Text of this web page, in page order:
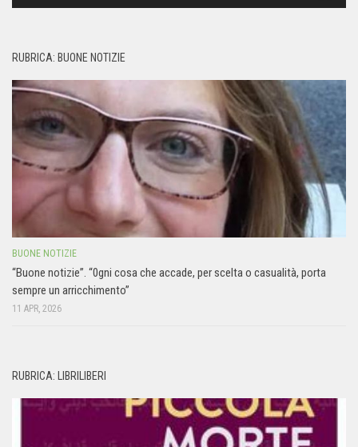
RUBRICA: BUONE NOTIZIE
BUONE NOTIZIE
“Buone notizie”. “0gni cosa che accade, per scelta o casualità, porta
sempre un arricchimento”
11 APR, 2026
RUBRICA: LIBRILIBERI